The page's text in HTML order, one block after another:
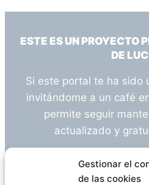
Gestionar el
de las cookies
ESTE ES UN PROYECTO
DE
Si este portal te ha sido
invitándome a un café
permite seguir
actualizado y
¿Tienes alguna duda o